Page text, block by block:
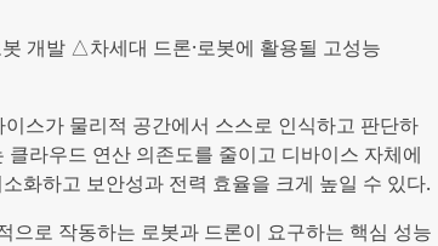
개발 △차세대 드론·로봇에 활용될 고성능
스가 물리적 공간에서 스스로 인식하고 판단하
라우드 연산 의존도를 줄이고 디바이스 자체에
화하고 보안성과 전력 효율을 크게 높일 수 있다.
로 작동하는 로봇과 드론이 요구하는 핵심 성능